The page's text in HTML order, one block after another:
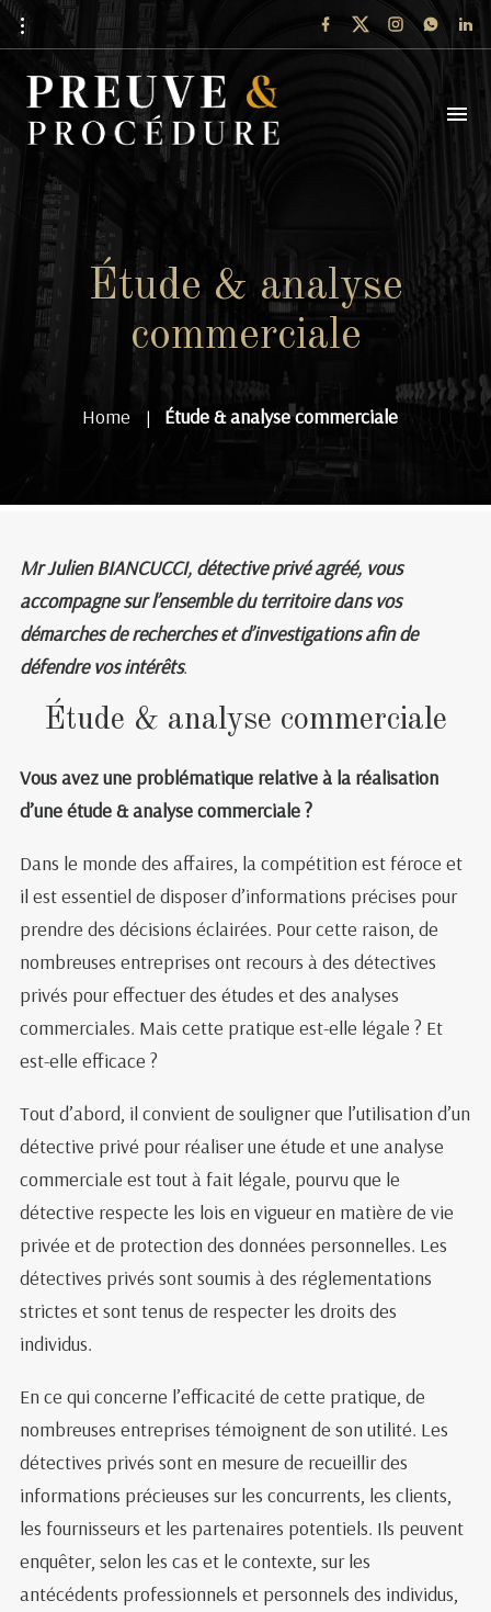
Étude & analyse
commerciale
Home | Étude & analyse commerciale
Mr Julien BIANCUCCI, détective privé agréé, vous
accompagne sur l’ensemble du territoire dans vos
démarches de recherches et d’investigations afin de
défendre vos intérêts.
Étude & analyse commerciale
Vous avez une problématique relative à la réalisation
d’une étude & analyse commerciale ?
Dans le monde des affaires, la compétition est féroce et
il est essentiel de disposer d’informations précises pour
prendre des décisions éclairées. Pour cette raison, de
nombreuses entreprises ont recours à des détectives
privés pour effectuer des études et des analyses
commerciales. Mais cette pratique est-elle légale ? Et
est-elle efficace ?
Tout d’abord, il convient de souligner que l’utilisation d’un
détective privé pour réaliser une étude et une analyse
commerciale est tout à fait légale, pourvu que le
détective respecte les lois en vigueur en matière de vie
privée et de protection des données personnelles. Les
détectives privés sont soumis à des réglementations
strictes et sont tenus de respecter les droits des
individus.
En ce qui concerne l’efficacité de cette pratique, de
nombreuses entreprises témoignent de son utilité. Les
détectives privés sont en mesure de recueillir des
informations précieuses sur les concurrents, les clients,
les fournisseurs et les partenaires potentiels. Ils peuvent
enquêter, selon les cas et le contexte, sur les
antécédents professionnels et personnels des individus,